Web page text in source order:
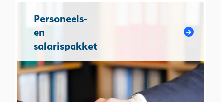
Personeels-
en
salarispakket